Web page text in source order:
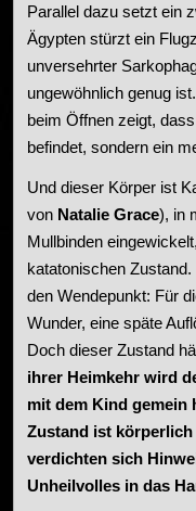
Parallel dazu setzt ein
Ägypten stürzt ein
unversehrter
ungewöhnlich genug
beim Öffnen zeigt,
befindet, sondern ein
Und dieser Körper ist
von Natalie Grace), in
Mullbinden
katatonischen
den Wendepunkt: Für
Wunder, eine späte
Doch dieser Zustand
ihrer Heimkehr wird
mit dem Kind gemein
Zustand ist
verdichten sich
Unheilvolles in das